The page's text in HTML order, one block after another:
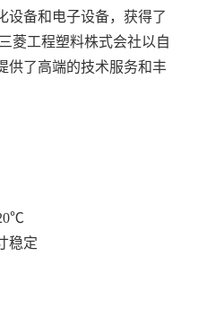
设备和电子设备，获得了
菱工程塑料株式会社以自
供了高端的技术服务和丰
稳定